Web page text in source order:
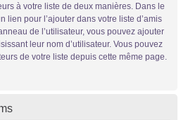
à votre liste de deux manières. Dans le
lien pour l’ajouter dans votre liste d’amis
de l’utilisateur, vous pouvez ajouter
leur nom d’utilisateur. Vous pouvez
de votre liste depuis cette même page.